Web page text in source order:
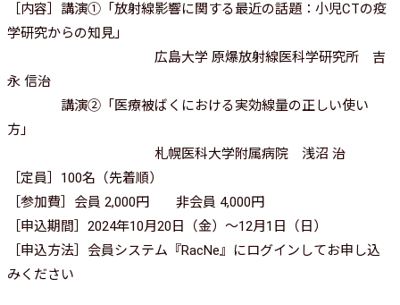
［内容］講演①「放射線影響に関する最近の話題：小児CTの疫
学研究からの知見」
広島大学 原爆放射線医科学研究所 吉
永 信治
講演②「医療被ばくにおける実効線量の正しい使い
方」
札幌医科大学附属病院 浅沼 治
［定員］100名（先着順）
［参加費］会員 2,000円 非会員 4,000円
［申込期間］2024年10月20日（金）～12月1日（日）
［申込方法］会員システム『RacNe』にログインしてお申し込
みください